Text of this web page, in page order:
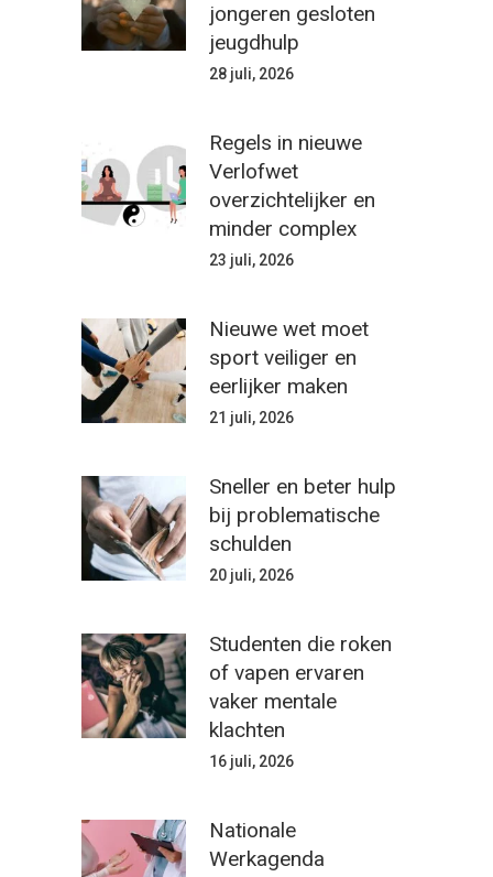
jongeren gesloten
jeugdhulp
28 juli, 2026
Regels in nieuwe
Verlofwet
overzichtelijker en
minder complex
23 juli, 2026
Nieuwe wet moet
sport veiliger en
eerlijker maken
21 juli, 2026
Sneller en beter hulp
bij problematische
schulden
20 juli, 2026
Studenten die roken
of vapen ervaren
vaker mentale
klachten
16 juli, 2026
Nationale
Werkagenda